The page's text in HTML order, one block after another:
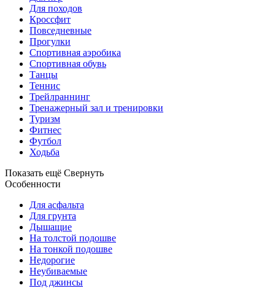
Для походов
Кроссфит
Повседневные
Прогулки
Спортивная аэробика
Спортивная обувь
Танцы
Теннис
Трейлраннинг
Тренажерный зал и тренировки
Туризм
Фитнес
Футбол
Ходьба
Показать ещё Свернуть
Особенности
Для асфальта
Для грунта
Дышащие
На толстой подошве
На тонкой подошве
Недорогие
Неубиваемые
Под джинсы